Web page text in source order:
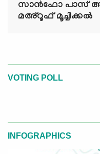
സാൻഫോ പാസ്
മഅ്റൂഫ് മൂച്ചിക്കല്‍
VOTING POLL
INFOGRAPHICS